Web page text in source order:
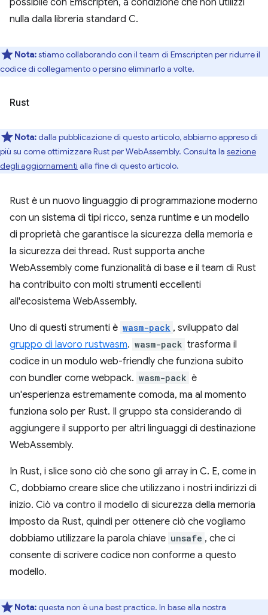
possibile con Emscripten, a condizione che non utilizzi
nulla dalla libreria standard C.
Nota:stiamo collaborando con il team di Emscripten per ridurre il
codice di collegamento o persino eliminarlo a volte.
Rust
Nota:dalla pubblicazione di questo articolo, abbiamo appreso di
più su come ottimizzare Rust per WebAssembly. Consulta la sezione
degli aggiornamenti alla fine di questo articolo.
Rust è un nuovo linguaggio di programmazione moderno
con un sistema di tipi ricco, senza runtime e un modello
di proprietà che garantisce la sicurezza della memoria e
la sicurezza dei thread. Rust supporta anche
WebAssembly come funzionalità di base e il team di Rust
ha contribuito con molti strumenti eccellenti
all'ecosistema WebAssembly.
Uno di questi strumenti è wasm-pack , sviluppato dal
gruppo di lavoro rustwasm. wasm-pack trasforma il
codice in un modulo web-friendly che funziona subito
con bundler come webpack. wasm-pack è
un'esperienza estremamente comoda, ma al momento
funziona solo per Rust. Il gruppo sta considerando di
aggiungere il supporto per altri linguaggi di destinazione
WebAssembly.
In Rust, i slice sono ciò che sono gli array in C. E, come in
C, dobbiamo creare slice che utilizzano i nostri indirizzi di
inizio. Ciò va contro il modello di sicurezza della memoria
imposto da Rust, quindi per ottenere ciò che vogliamo
dobbiamo utilizzare la parola chiave unsafe , che ci
consente di scrivere codice non conforme a questo
modello.
Nota:questa non è una best practice. In base alla nostra